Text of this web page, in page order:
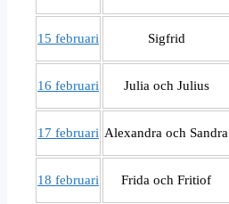
15 februari Sigfrid
16 februari Julia och Julius
17 februari Alexandra och Sandra
18 februari Frida och Fritiof